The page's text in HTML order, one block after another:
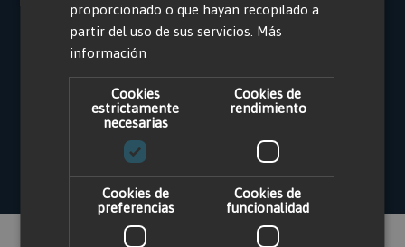
CIF: B02680320
Email: atencion.clientes@maquinasonline.com
Teléfono: 916939312
proporcionado o que hayan recopilado a
partir del uso de sus servicios. Más
información
Cookies
estrictamente
necesarias
Cookies de
rendimiento
Cookies de
preferencias
Cookies de
funcionalidad